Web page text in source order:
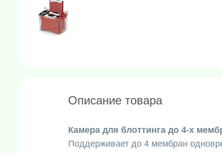
Описание товара
Камера для блоттинга до 4-х
Поддерживает до 4 мембран